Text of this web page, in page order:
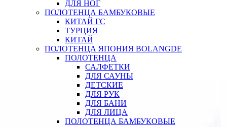
ДЛЯ НОГ
ПОЛОТЕНЦА БАМБУКОВЫЕ
КИТАЙ ГС
ТУРЦИЯ
КИТАЙ
ПОЛОТЕНЦА ЯПОНИЯ BOLANGDE
ПОЛОТЕНЦА
САЛФЕТКИ
ДЛЯ САУНЫ
ДЕТСКИЕ
ДЛЯ РУК
ДЛЯ БАНИ
ДЛЯ ЛИЦА
ПОЛОТЕНЦА БАМБУКОВЫЕ